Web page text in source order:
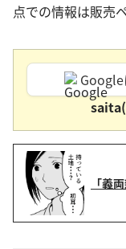
点での情報は販売
「義